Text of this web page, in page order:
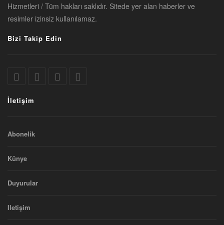
Hizmetleri / Tüm hakları saklıdır. Sitede yer alan haberler ve
resimler izinsiz kullanılamaz.
Bizi Takip Edin
İletişim
Abonelik
Künye
Duyurular
Iletişim